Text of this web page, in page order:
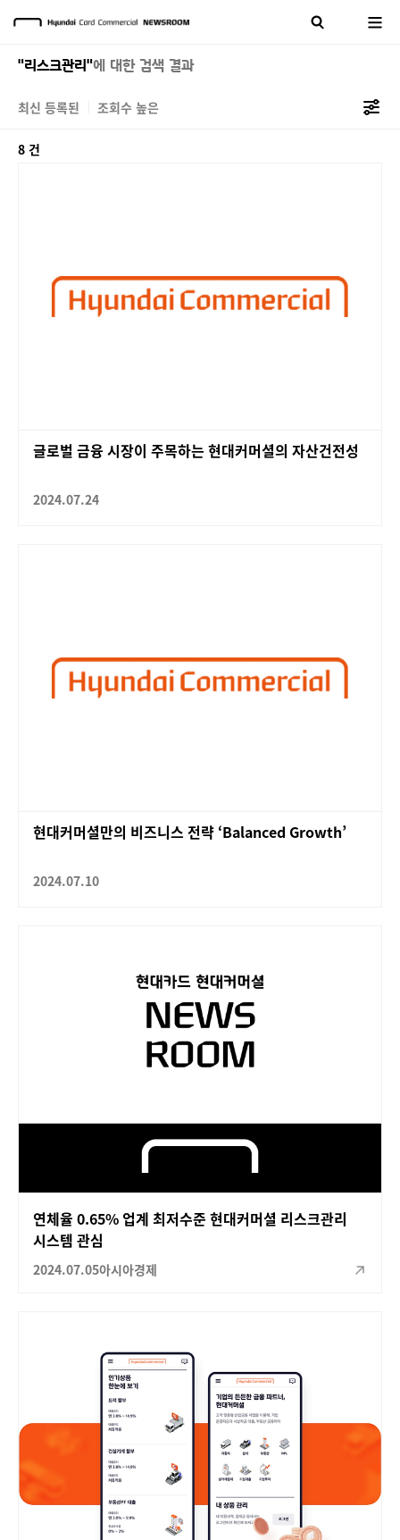
"리스크관리"에 대한 검색 결과
최신 등록된 조회수 높은
8 건
글로벌 금융 시장이 주목하는 현대커머셜의 자산건전성
2024.07.24
현대커머셜만의 비즈니스 전략 ‘Balanced Growth’
2024.07.10
연체율 0.65% 업계 최저수준 현대커머셜 리스크관리
시스템 관심
2024.07.05아시아경제